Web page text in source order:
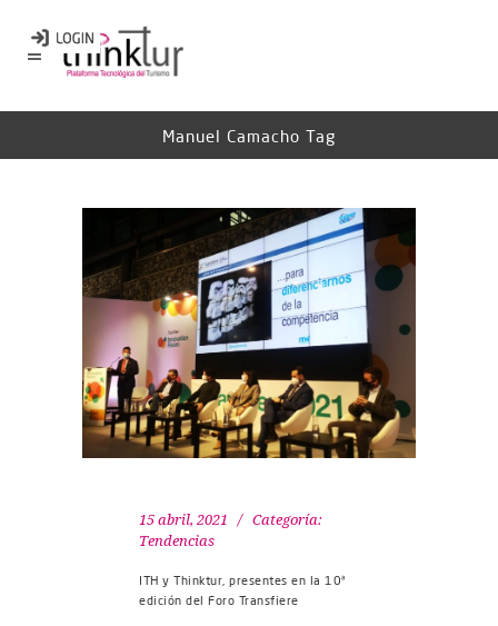
Manuel Camacho Tag
15 abril, 2021
Categoría:
Tendencias
ITH y Thinktur, presentes en la 10ª
edición del Foro Transfiere